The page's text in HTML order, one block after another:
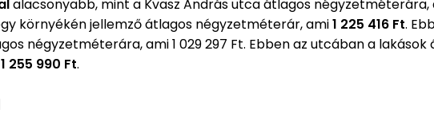
alacsonyabb, mint a Kvasz András utca átlagos négyzetméterára,
környékén jellemző átlagos négyzetméterár, ami1 225 416 Ft.
négyzetméterára, ami 1 029 297 Ft. Ebben az utcában a
1 255 990 Ft.